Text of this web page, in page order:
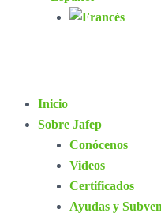
Inicio
Sobre Jafep
Conócenos
Videos
Certificados
Ayudas y